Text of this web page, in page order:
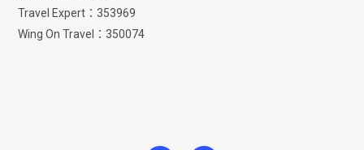
Travel Expert：353969
Wing On Travel：350074